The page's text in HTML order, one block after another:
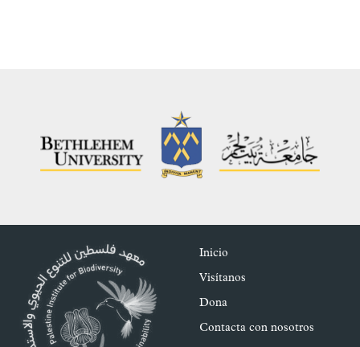
Inicio
Visítanos
Dona
Contacta con nosotros